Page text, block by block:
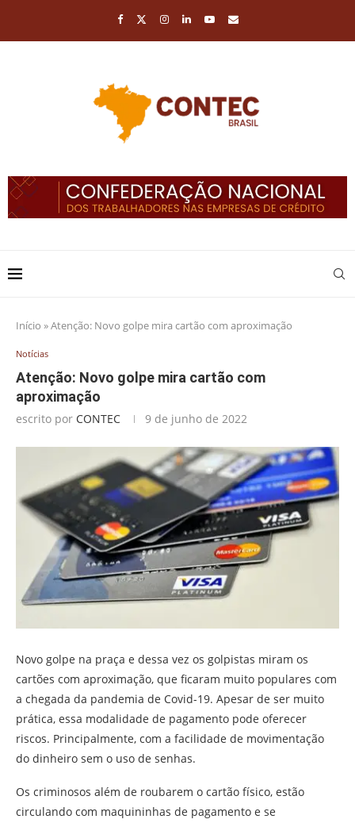
Início »Atenção: Novo golpe mira cartão com aproximação
Notícias
Atenção: Novo golpe mira cartão com
aproximação
escrito por CONTEC 9 de junho de 2022
Novo golpe na praça e dessa vez os golpistas miram os
cartões com aproximação, que ficaram muito populares com
a chegada da pandemia de Covid-19. Apesar de ser muito
prática, essa modalidade de pagamento pode oferecer
riscos. Principalmente, com a facilidade de movimentação
do dinheiro sem o uso de senhas.
Os criminosos além de roubarem o cartão físico, estão
circulando com maquininhas de pagamento e se